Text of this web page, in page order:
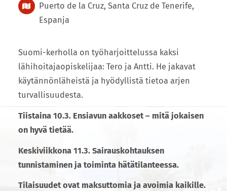
Puerto de la Cruz, Santa Cruz de Tenerife,
Espanja
Suomi-kerholla on työharjoittelussa kaksi
lähihoitajaopiskelijaa: Tero ja Antti. He jakavat
käytännönläheistä ja hyödyllistä tietoa arjen
turvallisuudesta.
Tiistaina 10.3. Ensiavun aakkoset – mitä jokaisen
on hyvä tietää.
Keskiviikkona 11.3. Sairauskohtauksen
tunnistaminen ja toiminta hätätilanteessa.
Tilaisuudet ovat maksuttomia ja avoimia kaikille.